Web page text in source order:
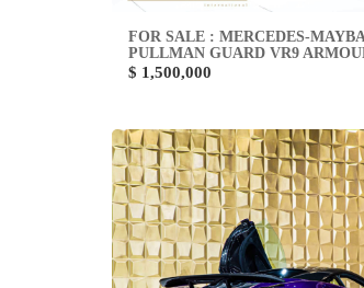
FOR SALE : MERCEDES-
PULLMAN GUARD VR9
$ 1,500,000